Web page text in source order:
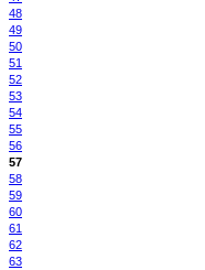
48
49
50
51
52
53
54
55
56
57
58
59
60
61
62
63